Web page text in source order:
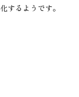
するようです。